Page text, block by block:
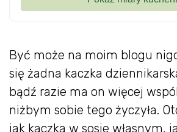
Być może na moim blogu
się żadna kaczka
bądź razie ma on więcej
niżbym sobie tego życzyła.
jak kaczka w sosie własnym,